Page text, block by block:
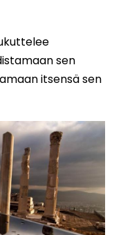
sen
itsensä sen